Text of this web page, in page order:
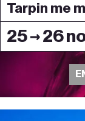
25 → 26
Tarpin me